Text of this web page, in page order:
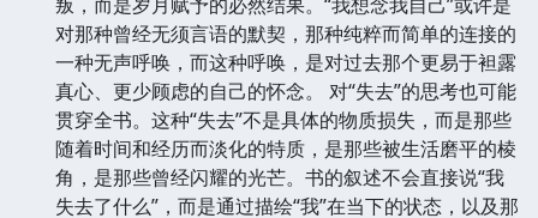
对那种曾经无须言语的默契，那种纯粹而简单的连接的
一种无声呼唤，而这种呼唤，是对过去那个更易于袒露
真心、更少顾虑的自己的怀念。 对“失去”的思考也可能
贯穿全书。这种“失去”不是具体的物质损失，而是那些
随着时间和经历而淡化的特质，是那些被生活磨平的棱
角，是那些曾经闪耀的光芒。书的叙述不会直接说“我
失去了什么”，而是通过描绘“我”在当下的状态，以及那